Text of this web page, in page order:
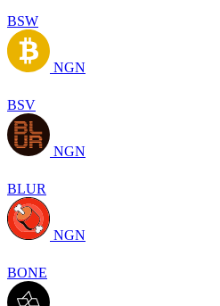
BSW
NGN
BSV
NGN
BLUR
NGN
BONE